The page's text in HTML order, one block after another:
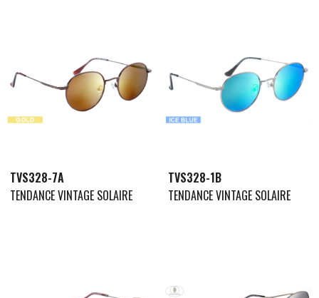
TVS328-7A
TENDANCE VINTAGE SOLAIRE
TVS328-1B
TENDANCE VINTAGE SOLAIRE